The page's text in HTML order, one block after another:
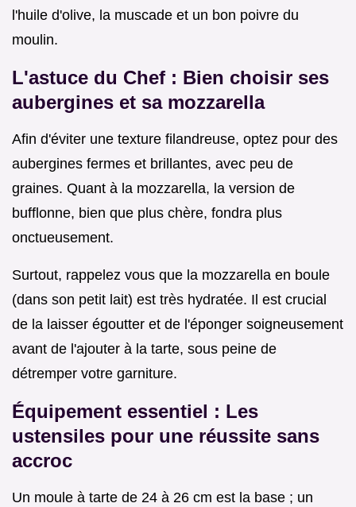
l'huile d'olive, la muscade et un bon poivre du
moulin.
L'astuce du Chef : Bien choisir ses
aubergines et sa mozzarella
Afin d'éviter une texture filandreuse, optez pour des
aubergines fermes et brillantes, avec peu de
graines. Quant à la mozzarella, la version de
bufflonne, bien que plus chère, fondra plus
onctueusement.
Surtout, rappelez vous que la mozzarella en boule
(dans son petit lait) est très hydratée. Il est crucial
de la laisser égoutter et de l'éponger soigneusement
avant de l'ajouter à la tarte, sous peine de
détremper votre garniture.
Équipement essentiel : Les
ustensiles pour une réussite sans
accroc
Un moule à tarte de 24 à 26 cm est la base ; un